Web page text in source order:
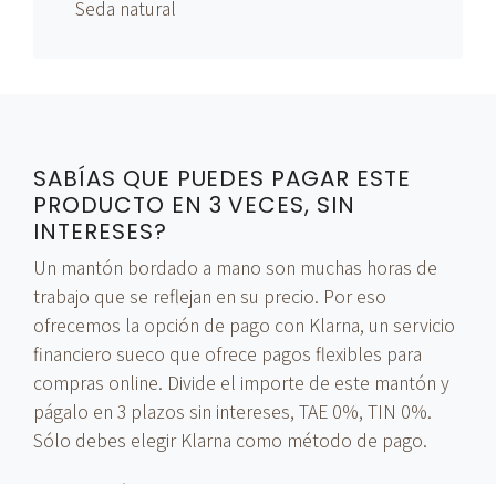
Seda natural
SABÍAS QUE PUEDES PAGAR ESTE
PRODUCTO EN 3 VECES, SIN
INTERESES?
Un mantón bordado a mano son muchas horas de
trabajo que se reflejan en su precio. Por eso
ofrecemos la opción de pago con Klarna, un servicio
financiero sueco que ofrece pagos flexibles para
compras online. Divide el importe de este mantón y
págalo en 3 plazos sin intereses, TAE 0%, TIN 0%.
Sólo debes elegir Klarna como método de pago.